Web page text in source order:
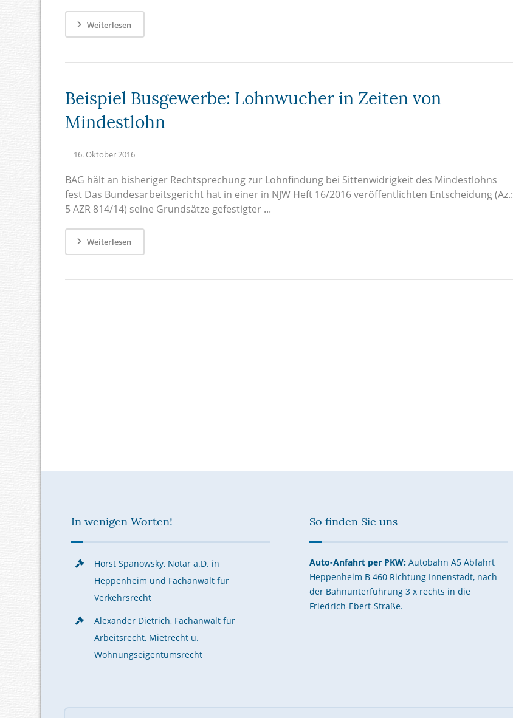
Weiterlesen
Beispiel Busgewerbe: Lohnwucher in Zeiten von
Mindestlohn
16. Oktober 2016
BAG hält an bisheriger Rechtsprechung zur Lohnfindung bei Sittenwidrigkeit des Mindestlohns
fest Das Bundesarbeitsgericht hat in einer in NJW Heft 16/2016 veröffentlichten Entscheidung (Az.:
5 AZR 814/14) seine Grundsätze gefestigter ...
Weiterlesen
In wenigen Worten!
Horst Spanowsky, Notar a.D. in
Heppenheim und Fachanwalt für
Verkehrsrecht
Alexander Dietrich, Fachanwalt für
Arbeitsrecht, Mietrecht u.
Wohnungseigentumsrecht
So finden Sie uns
Auto-Anfahrt per PKW:Autobahn A5 Abfahrt
Heppenheim B 460 Richtung Innenstadt, nach
der Bahnunterführung 3 x rechts in die
Friedrich-Ebert-Straße.